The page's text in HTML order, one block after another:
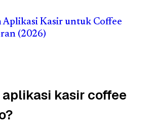
Aplikasi Kasir untuk Coffee
(2026)
kasir coffee